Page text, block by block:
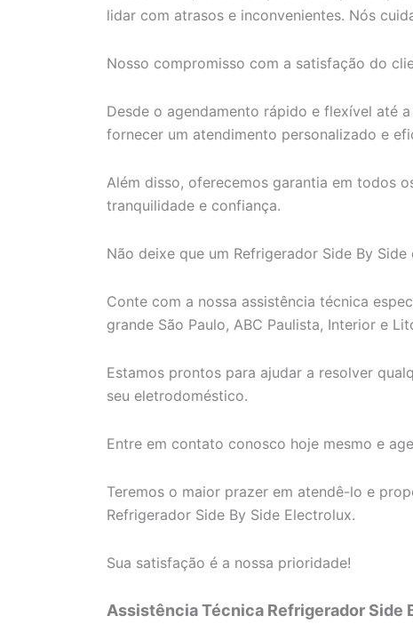
lidar com atrasos e inconvenientes. Nós
Nosso compromisso com a satisfação do
Desde o agendamento rápido e flexível até
fornecer um atendimento personalizado e
Além disso, oferecemos garantia em todos
tranquilidade e confiança.
Não deixe que um Refrigerador Side By
Conte com a nossa assistência técnica
grande São Paulo, ABC Paulista, Interior e
Estamos prontos para ajudar a resolver
seu eletrodoméstico.
Entre em contato conosco hoje mesmo e
Teremos o maior prazer em atendê-lo e
Refrigerador Side By Side Electrolux.
Sua satisfação é a nossa prioridade!
Assistência Técnica Refrigerador Side